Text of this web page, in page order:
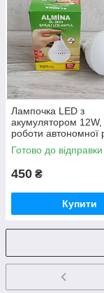
Лампочка LED з
акумулятором 12W,
роботи автономної
без світла, Е27,
2024 /
Готово до відправки
450 ₴
Купити